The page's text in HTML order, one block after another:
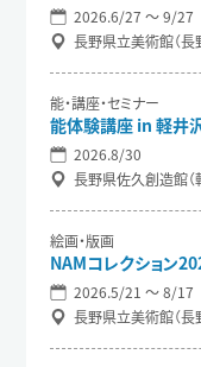
2026.6/27 〜 9/27
長野県立美術館（長
能・講座・セミナー
能体験講座 in 軽井
2026.8/30
長野県佐久創造館（
絵画・版画
NAMコレクション
2026.5/21 〜 8/17
長野県立美術館（長